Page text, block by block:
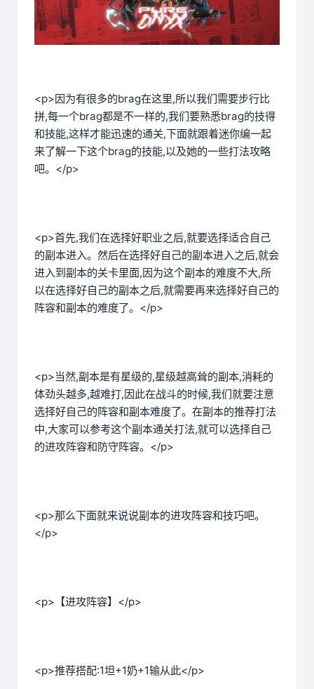
<p>因为有很多的brag在这里,所以我们需要步行比
拼,每一个brag都是不一样的,我们要熟悉brag的技得
和技能,这样才能迅速的通关,下面就跟着迷你编一起
来了解一下这个brag的技能,以及她的一些打法攻略
吧。</p>
<p>首先,我们在选择好职业之后,就要选择适合自己
的副本进入。然后在选择好自己的副本进入之后,就会
进入到副本的关卡里面,因为这个副本的难度不大,所
以在选择好自己的副本之后,就需要再来选择好自己的
阵容和副本的难度了。</p>
<p>当然,副本是有星级的,星级越高耸的副本,消耗的
体劲头越多,越难打,因此在战斗的时候,我们就要注意
选择好自己的阵容和副本难度了。在副本的推荐打法
中,大家可以参考这个副本通关打法,就可以选择自己
的进攻阵容和防守阵容。</p>
<p>那么下面就来说说副本的进攻阵容和技巧吧。
</p>
<p>【进攻阵容】</p>
<p>推荐搭配:1坦+1奶+1输从此</p>